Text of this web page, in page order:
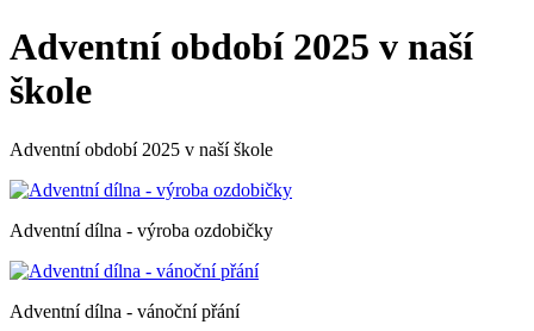
Adventní období 2025 v naší
škole
Adventní období 2025 v naší škole
Adventní dílna - výroba ozdobičky
Adventní dílna - vánoční přání